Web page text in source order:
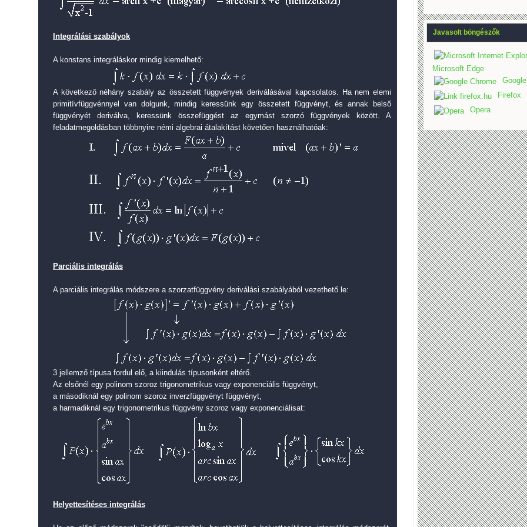
Integrálási szabályok
A konstans integráláskor mindig kiemelhető:
A következő néhány szabály az összetett függvények deriválásával kapcsolatos. Ha nem elemi
primitívfüggvénnyel van dolgunk, mindig keressünk egy összetett függvényt, és annak belső
függvényét deriválva, keressünk összefüggést az egymást szorzó függvények között. A
feladatmegoldásban többnyire némi algebrai átalakítást követően használhatóak:
Parciális integrálás
A parciális integrálás módszere a szorzatfüggvény deriválási szabályából vezethető le:
3 jellemző típusa fordul elő, a kiindulás típusonként eltérő.
Az elsőnél egy polinom szoroz trigonometrikus vagy exponenciális függvényt,
a másodiknál egy polinom szoroz inverzfüggvényt függvényt,
a harmadiknál egy trigonometrikus függvény szoroz vagy exponenciálisat:
Helyettesítéses integrálás
Javasolt böngészők
Microsoft Edge
Firefox
Opera